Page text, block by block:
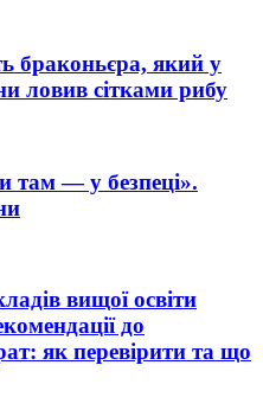
браконьєра, який у
ловив сітками рибу
там — у безпеці».
вищої освіти
до
як перевірити та що